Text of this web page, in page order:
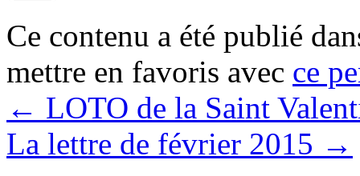
Ce contenu a été publié
mettre en favoris avec ce
← LOTO de la Saint
La lettre de février 2015 →